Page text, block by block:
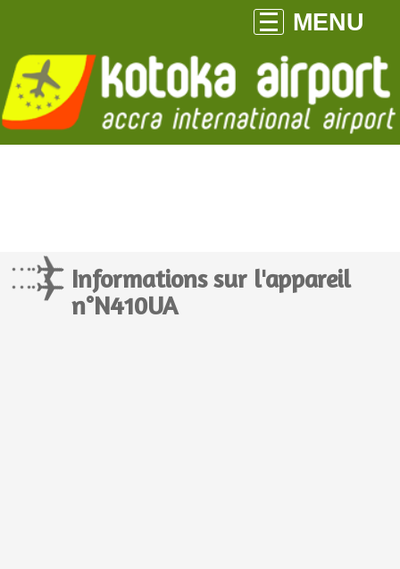
MENU
Informations sur l'appareil
n°N410UA